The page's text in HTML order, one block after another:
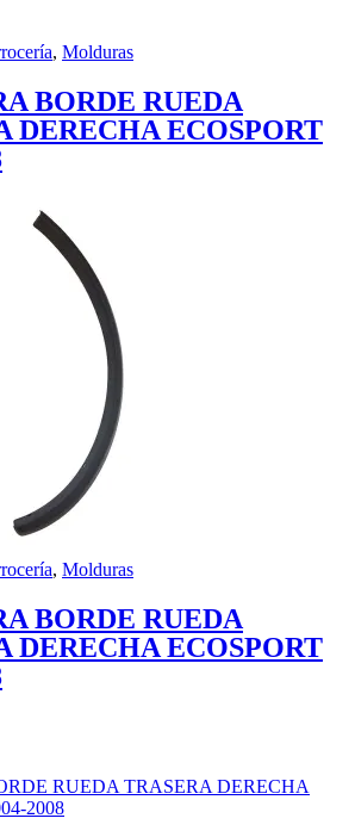
, Molduras
BORDE RUEDA
DERECHA ECOSPORT
, Molduras
BORDE RUEDA
DERECHA ECOSPORT
RUEDA TRASERA DERECHA
2008